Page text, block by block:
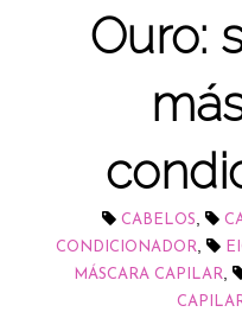
Ouro:
CABELOS,
CONDICIONADOR,
MÁSCARA CAPILAR,